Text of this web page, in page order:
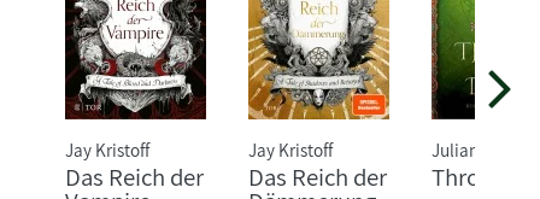
Jay Kristoff
Das Reich der
Jay Kristoff
Das Reich der
Juliane
Thron der